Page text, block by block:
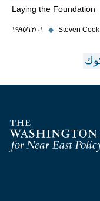
Laying the Foundation
٠١‏/١٢‏/١٩٩٥ ◆ Steven Cook